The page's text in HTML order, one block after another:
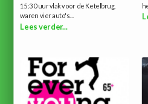
15:30 uur vlak voor de Ketelbrug,
waren vier auto's...
Lees verder...